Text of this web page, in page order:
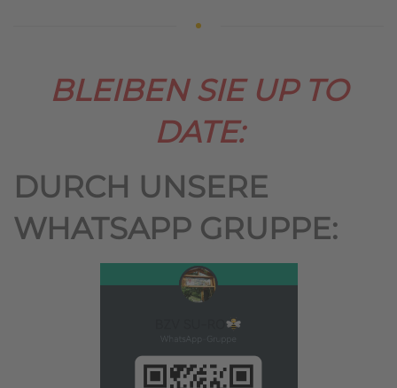
BLEIBEN SIE UP TO
DATE:
DURCH UNSERE
WHATSAPP GRUPPE: